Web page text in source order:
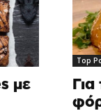
με
Top